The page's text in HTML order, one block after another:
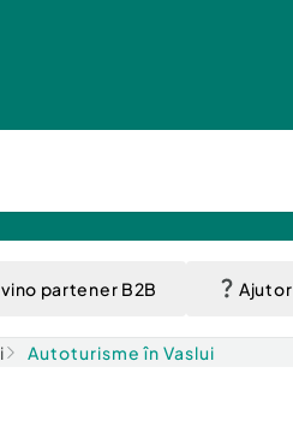
partener B2B Ajutor
Autoturisme în Vaslui